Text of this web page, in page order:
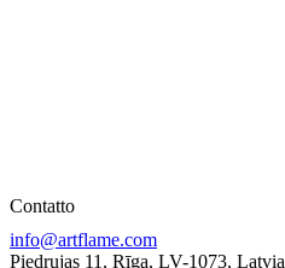
Contatto
info@artflame.com
Piedrujas 11, Rīga, LV-1073, Latvia